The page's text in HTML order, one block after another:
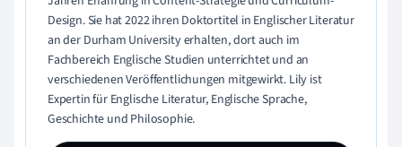
Design. Sie hat 2022 ihren Doktortitel in Englischer Literatur
an der Durham University erhalten, dort auch im
Fachbereich Englische Studien unterrichtet und an
verschiedenen Veröffentlichungen mitgewirkt. Lily ist
Expertin für Englische Literatur, Englische Sprache,
Geschichte und Philosophie.